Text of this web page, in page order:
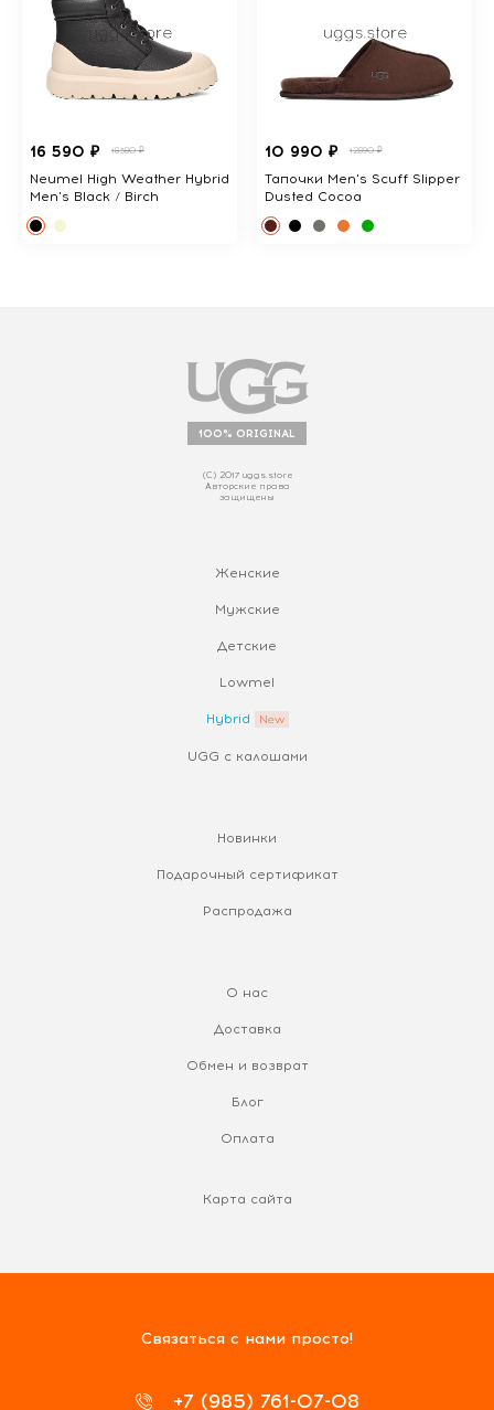
16 590 ₽ 18380 ₽
Neumel High Weather Hybrid
Men's Black / Birch
10 990 ₽ 12890 ₽
Тапочки Men's Scuff Slipper
Dusted Cocoa
100% ORIGINAL
(С) 2017 uggs.store
Авторские права
защищены
Женские
Мужские
Детские
Lowmel
Hybrid
UGG с калошами
Новинки
Подарочный сертификат
Распродажа
О нас
Доставка
Обмен и возврат
Блог
Оплата
Карта сайта
Связаться с нами просто!
+7 (985) 761-07-08